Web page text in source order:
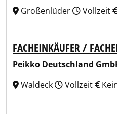
Großenlüder
Vollzeit
FACHEINKÄUFER /
Peikko Deutschland
Waldeck
Vollzeit